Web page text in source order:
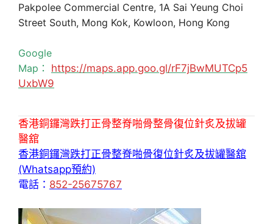
Pakpolee Commercial Centre, 1A Sai Yeung Choi
Street South, Mong Kok, Kowloon, Hong Kong
Google
Map： https://maps.app.goo.gl/rF7jBwMUTCp5
UxbW9
香港銅鑼灣跌打正骨整脊啪骨整骨復位針炙及拔罐
醫舘
香港銅鑼灣跌打正骨整脊啪骨復位針炙及拔罐醫舘
(Whatsapp預約)
電話： 852-25675767